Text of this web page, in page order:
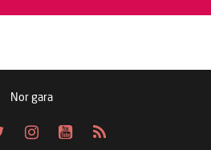
Nor gara